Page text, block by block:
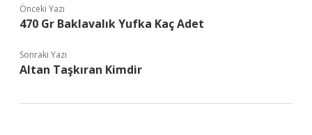
Önceki Yazı
470 Gr Baklavalık Yufka Kaç Adet
Sonraki Yazı
Altan Taşkıran Kimdir